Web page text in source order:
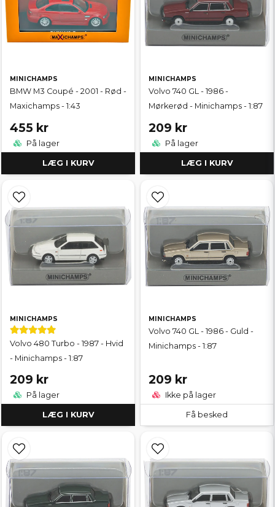
MINICHAMPS
BMW M3 Coupé - 2001 - Rød -
Maxichamps - 1:43
455 kr
På lager
LÆG I KURV
MINICHAMPS
Volvo 740 GL - 1986 -
Mørkerød - Minichamps - 1:87
209 kr
På lager
LÆG I KURV
MINICHAMPS
Volvo 480 Turbo - 1987 - Hvid
- Minichamps - 1:87
209 kr
På lager
LÆG I KURV
MINICHAMPS
Volvo 740 GL - 1986 - Guld -
Minichamps - 1:87
209 kr
Ikke på lager
Få besked